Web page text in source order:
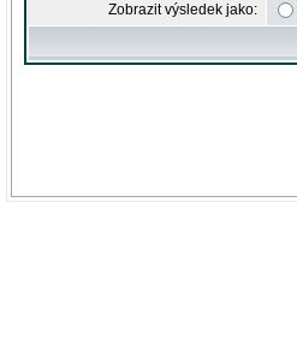
Zobrazit výsledek jako: